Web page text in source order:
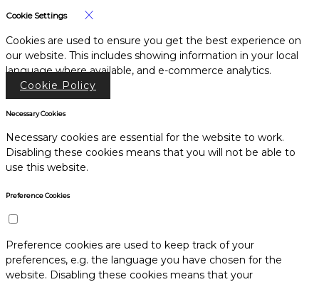
Cookie Settings
Cookies are used to ensure you get the best experience on
our website. This includes showing information in your local
language where available, and e-commerce analytics.
Cookie Policy
Necessary Cookies
Necessary cookies are essential for the website to work.
Disabling these cookies means that you will not be able to
use this website.
Preference Cookies
Preference cookies are used to keep track of your
preferences, e.g. the language you have chosen for the
website. Disabling these cookies means that your